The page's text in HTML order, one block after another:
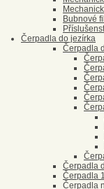
Bubnové
Čerpadla do jezírka
Čerpadla
Čerpadla
Čerpadla
Čerpadla